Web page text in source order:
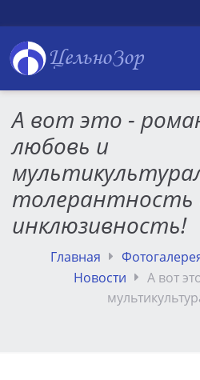
ЦельноЗор
А вот это -
любовь и
толерантность
инклюзивность!
Главная
Новости
А вот